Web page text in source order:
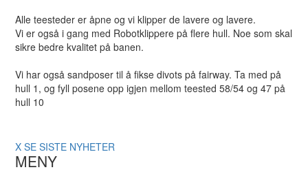
Alle teesteder er åpne og vi klipper de lavere og lavere.
Vi er også i gang med Robotklippere på flere hull. Noe som skal
sikre bedre kvalitet på banen.
Vi har også sandposer til å fikse divots på fairway. Ta med på
hull 1, og fyll posene opp igjen mellom teested 58/54 og 47 på
hull 10
X SE SISTE NYHETER
MENY